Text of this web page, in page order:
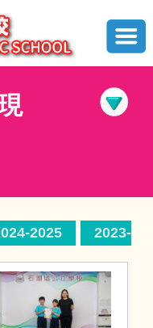
2025 2023-